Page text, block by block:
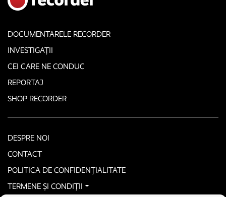
DOCUMENTARELE RECORDER
INVESTIGAȚII
CEI CARE NE CONDUC
REPORTAJ
SHOP RECORDER
DESPRE NOI
CONTACT
POLITICA DE CONFIDENȚIALITATE
TERMENE ȘI CONDIȚII